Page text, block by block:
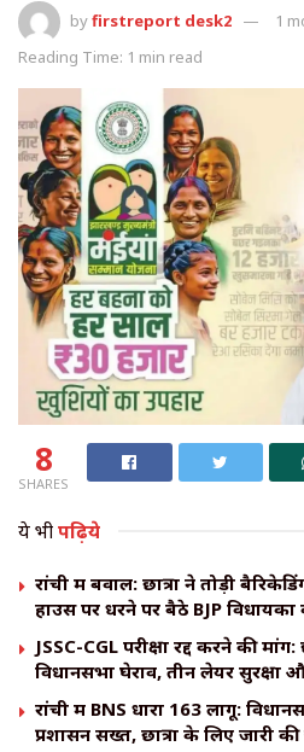
byfirstreport desk2
1
Reading Time: 1 min read
8
SHARES
ये भीपढ़िये
रांची में बवाल: छात्रों ने तोड़ी
हाउस पर धरने पर बैठे BJP
JSSC-CGL परीक्षा रद्द करने की
विधानसभा घेराव, तीन लेयर सुरक्षा
रांची में BNS धारा 163 लागू:
प्रशासन सख्त, छात्रों के लिए जारी